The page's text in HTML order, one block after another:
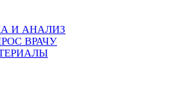
И АНАЛИЗ
ВРАЧУ